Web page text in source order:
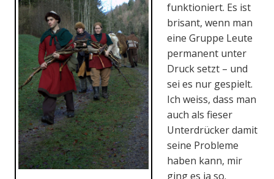
funktioniert. Es ist
brisant, wenn man
eine Gruppe Leute
permanent unter
Druck setzt – und
sei es nur gespielt.
Ich weiss, dass man
auch als fieser
Unterdrücker damit
seine Probleme
haben kann, mir
ging es ja so.